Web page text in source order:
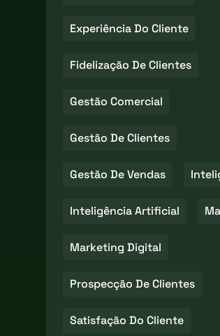
Experiência Do Cliente
Fidelização De Clientes
Gestão Comercial
Gestão De Clientes
Gestão De Vendas
Inteligência Artificial
Marketing Digital
Prospecção De Clientes
Satisfação Do Cliente